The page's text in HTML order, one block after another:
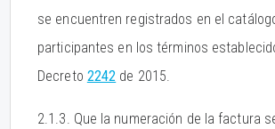
se encuentren registrados en el
participantes en los términos
Decreto 2242 de 2015.
2.1.3. Que la numeración de la factura